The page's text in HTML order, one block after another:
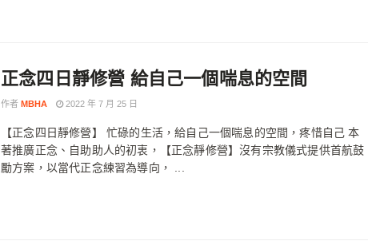
正念四日靜修營 給自己一個喘息的空間
作者 MBHA 2022 年 7 月 25 日
【正念四日靜修營】 忙碌的生活，給自己一個喘息的空間，疼惜自己 本
著推廣正念、自助助人的初衷，【正念靜修營】沒有宗教儀式提供首航鼓
勵方案，以當代正念練習為導向， ...